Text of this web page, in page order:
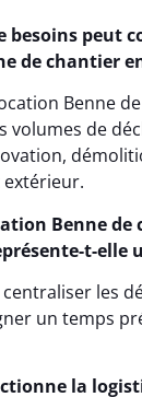
besoins peut
de chantier
Benne
volumes de
Benne de
t-elle
les
un temps
la